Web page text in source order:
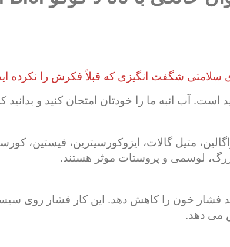
سلامتی شگفت انگیزی که قبلاً فکرش را نکرده
است. آب انبه ما را خودتان امتحان کنید و
متیل گالات، ایزوکورسیترین، فیستین،
لوسمی و پروستات موثر هستند.
فشار خون را کاهش دهد. این کار فشار
می دهد.